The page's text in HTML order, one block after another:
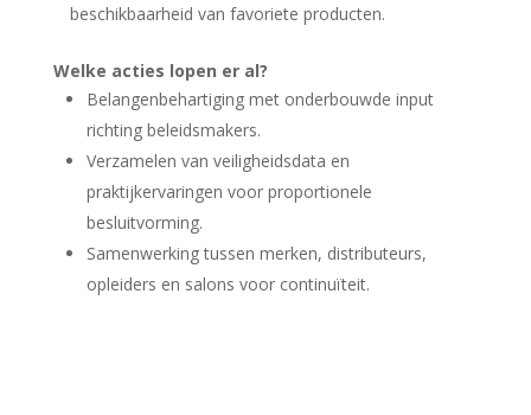
beschikbaarheid van favoriete producten.
Welke acties lopen er al?
Belangenbehartiging met onderbouwde input
richting beleidsmakers.
Verzamelen van veiligheidsdata en
praktijkervaringen voor proportionele
besluitvorming.
Samenwerking tussen merken, distributeurs,
opleiders en salons voor continuïteit.